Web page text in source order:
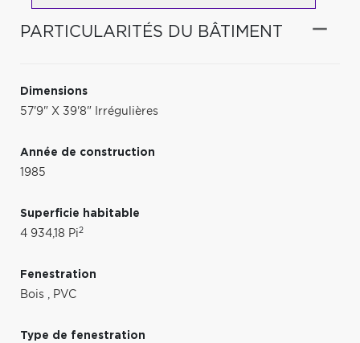
PARTICULARITÉS DU BÂTIMENT
Dimensions
57'9" X 39'8" Irrégulières
Année de construction
1985
Superficie habitable
4 934,18 Pi2
Fenestration
Bois , PVC
Type de fenestration